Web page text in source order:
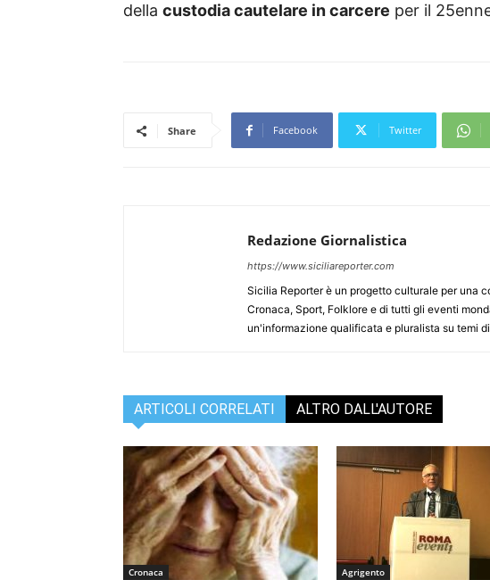
della custodia cautelare in carcere per il
Share Facebook Twitter
Redazione Giornalistica
https://www.siciliareporter.com
Sicilia Reporter è un progetto culturale per una
Cronaca, Sport, Folklore e di tutti gli eventi
un'informazione qualificata e pluralista su temi
ARTICOLI CORRELATI ALTRO DALL'AUTORE
Cronaca Agrigento